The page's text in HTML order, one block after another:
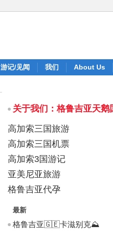
游记/见闻 我们 About Us
关于我们：格鲁吉亚天
高加索三国旅游
高加索三国机票
高加索3国游记
亚美尼亚旅游
格鲁吉亚代孕
最新
格鲁吉亚🇬🇪卡滋别克⛰️